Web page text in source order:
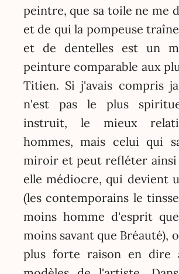
peintre, que sa toile ne me
et de qui la pompeuse
et de dentelles est un
peinture comparable aux
Titien. Si j'avais compris
n'est pas le plus
instruit, le mieux
hommes, mais celui qui
miroir et peut refléter ainsi
elle médiocre, qui devient
(les contemporains le
moins homme d'esprit
moins savant que Bréauté),
plus forte raison en dire